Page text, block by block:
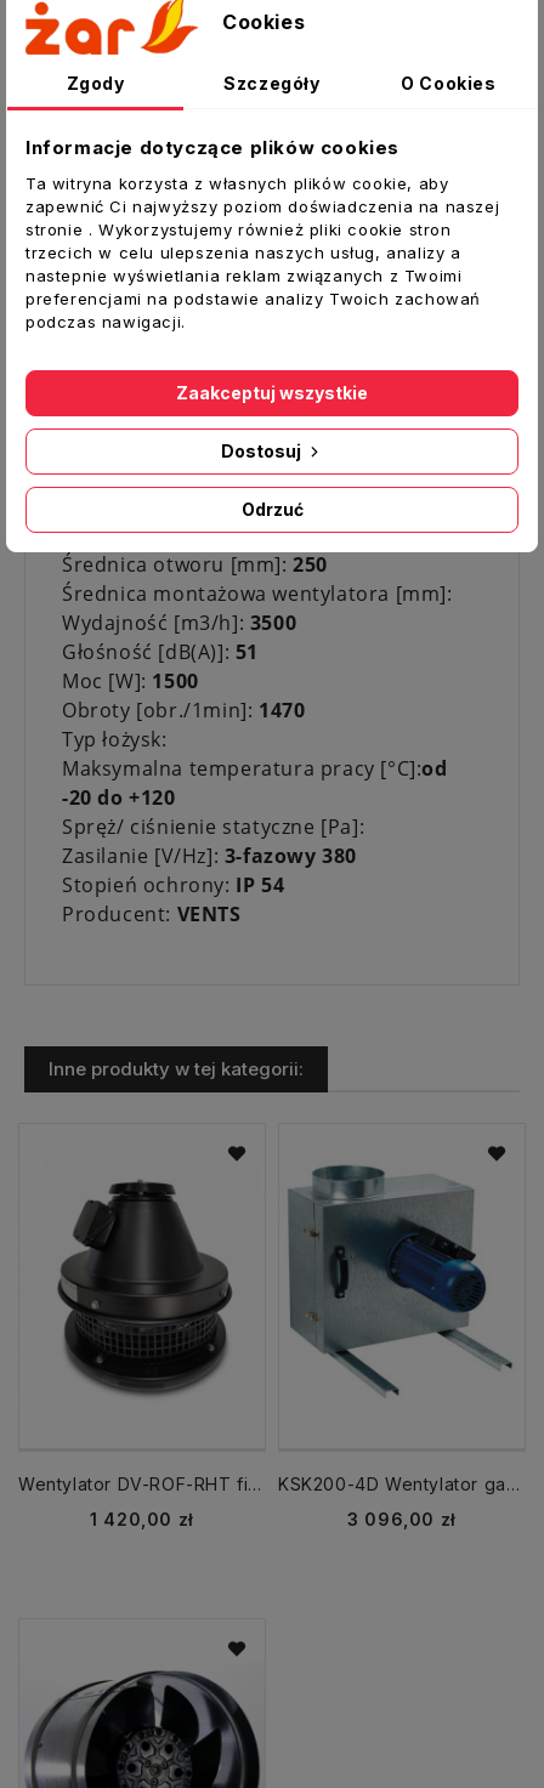
bezobsługowy silnik z bardzo wydajnym
stalowym wirnikiem odśrodkowym. Silnik jest
wyposażony w zintegrowane styki termiczne z
wyprowadzonymi zaciskami na zewnątrz w celu
podłączenia do zewnętrznego zabezpieczenia
silnika i jest wyważony statycznie i
dynamicznie. Silnik ma izolację uzwojenia klasy
F i stopień ochrony IP54.
Regulacja prędkości
Dedykowane regulatory prędkości dostępne w
Dane techniczne:
Wentylator gastronomiczny
Model:KSK
blacha ocynkowana
Kolor:srebrny
Średnica otworu [mm]:250
Średnica montażowa wentylatora [mm]:
Wydajność [m3/h]: 3500
Głośność [dB(A)]: 51
Moc [W]: 1500
Obroty [obr./1min]: 1470
Typ łożysk:
Maksymalna temperatura pracy [°C]:od
-20 do +120
Spręż/ ciśnienie statyczne [Pa]:
Zasilanie [V/Hz]: 3-fazowy 380
Stopień ochrony: IP 54
Producent: VENTS
Inne produkty w tej kategorii:
Wentylator DV-ROF-RHT fi 315 mm dachowy 120°C
Cena
1 420,00 zł
KSK200-4D Wentylator gastronomiczny wyciąg do kuchni
Cena
3 096,00 zł
Cookies
Zgody Szczegóły O Cookies
Informacje dotyczące plików cookies
Ta witryna korzysta z własnych plików cookie, aby
zapewnić Ci najwyższy poziom doświadczenia na naszej
stronie . Wykorzystujemy również pliki cookie stron
trzecich w celu ulepszenia naszych usług, analizy a
nastepnie wyświetlania reklam związanych z Twoimi
preferencjami na podstawie analizy Twoich zachowań
podczas nawigacji.
Odrzuć
Dostosuj
Zaakceptuj wszystkie